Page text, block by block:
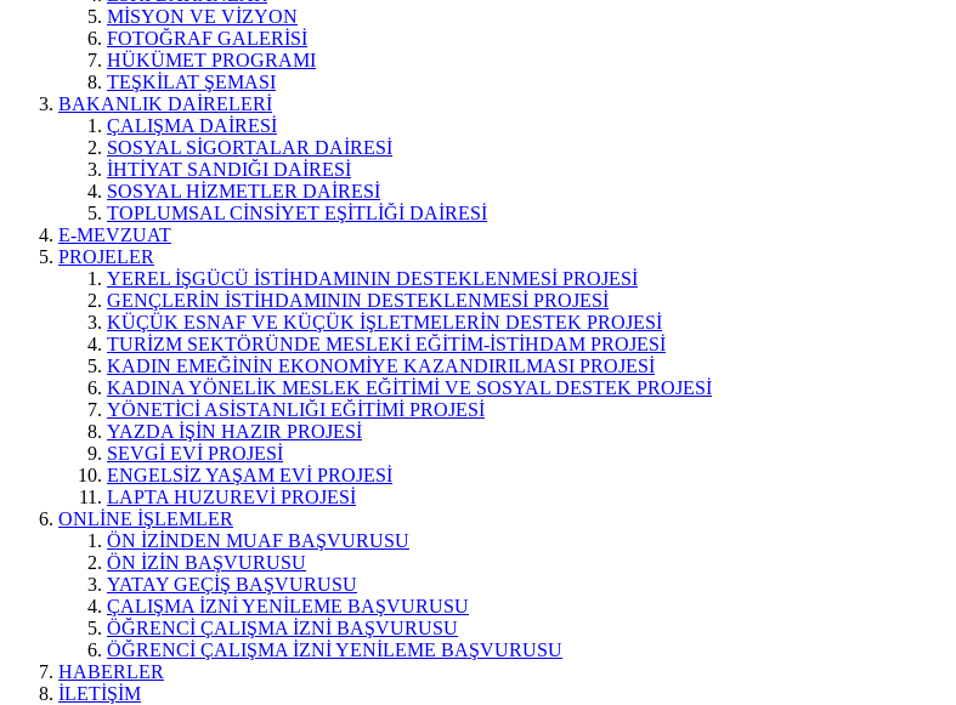
MİSYON VE VİZYON
FOTOĞRAF GALERİSİ
HÜKÜMET PROGRAMI
TEŞKİLAT ŞEMASI
BAKANLIK DAİRELERİ
ÇALIŞMA DAİRESİ
SOSYAL SİGORTALAR DAİRESİ
İHTİYAT SANDIĞI DAİRESİ
SOSYAL HİZMETLER DAİRESİ
TOPLUMSAL CİNSİYET EŞİTLİĞİ DAİRESİ
E-MEVZUAT
PROJELER
YEREL İŞGÜCÜ İSTİHDAMININ DESTEKLENMESİ PROJESİ
GENÇLERİN İSTİHDAMININ DESTEKLENMESİ PROJESİ
KÜÇÜK ESNAF VE KÜÇÜK İŞLETMELERİN DESTEK PROJESİ
TURİZM SEKTÖRÜNDE MESLEKİ EĞİTİM-İSTİHDAM PROJESİ
KADIN EMEĞİNİN EKONOMİYE KAZANDIRILMASI PROJESİ
KADINA YÖNELİK MESLEK EĞİTİMİ VE SOSYAL DESTEK PROJESİ
YÖNETİCİ ASİSTANLIĞI EĞİTİMİ PROJESİ
YAZDA İŞİN HAZIR PROJESİ
SEVGİ EVİ PROJESİ
ENGELSİZ YAŞAM EVİ PROJESİ
LAPTA HUZUREVİ PROJESİ
ONLİNE İŞLEMLER
ÖN İZİNDEN MUAF BAŞVURUSU
ÖN İZİN BAŞVURUSU
YATAY GEÇİŞ BAŞVURUSU
ÇALIŞMA İZNİ YENİLEME BAŞVURUSU
ÖĞRENCİ ÇALIŞMA İZNİ BAŞVURUSU
ÖĞRENCİ ÇALIŞMA İZNİ YENİLEME BAŞVURUSU
HABERLER
İLETİŞİM